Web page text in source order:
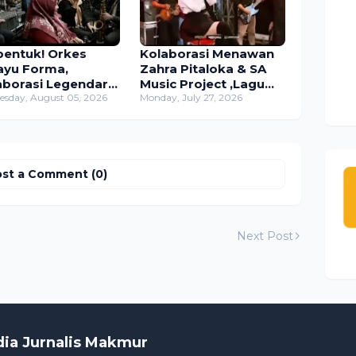
Orkes
Forma,
Legendaris
Veteran Jawa
August 05, 2026
Kolaborasi Menawan
Zahra Pitaloka & SA
Music Project ,Lagu
"Aduhai"Tembus
Monday, July 27, 2026
a Comment (0)
Next Post
Jurnalis Makmur